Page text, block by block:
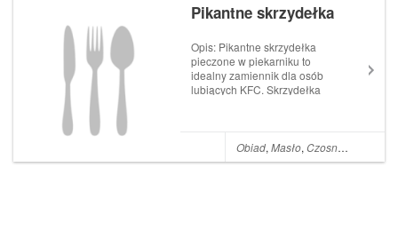
Pikantne skrzydełka
Opis: Pikantne skrzydełka
pieczone w piekarniku to
idealny zamiennik dla osób
lubiących KFC. Skrzydełka
Pikantne skrzydełka nadają
się świetnie na obiad ale
Obiad,Masło,Czosnek